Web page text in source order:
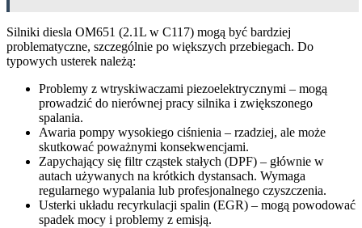
Silniki diesla OM651 (2.1L w C117) mogą być bardziej
problematyczne, szczególnie po większych przebiegach. Do
typowych usterek należą:
Problemy z wtryskiwaczami piezoelektrycznymi – mogą
prowadzić do nierównej pracy silnika i zwiększonego
spalania.
Awaria pompy wysokiego ciśnienia – rzadziej, ale może
skutkować poważnymi konsekwencjami.
Zapychający się filtr cząstek stałych (DPF) – głównie w
autach używanych na krótkich dystansach. Wymaga
regularnego wypalania lub profesjonalnego czyszczenia.
Usterki układu recyrkulacji spalin (EGR) – mogą powodować
spadek mocy i problemy z emisją.